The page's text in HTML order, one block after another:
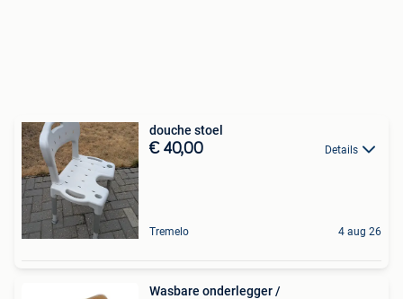
douche stoel
€ 40,00 Details
Tremelo 4 aug 26
Wasbare onderlegger /